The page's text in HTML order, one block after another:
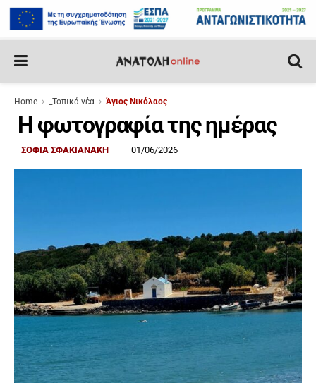
Home _Τοπικά νέα Άγιος Νικόλαος
Η φωτογραφία της ημέρας
ΣΟΦΙΑ ΣΦΑΚΙΑΝΑΚΗ 01/06/2026